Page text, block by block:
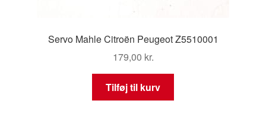
Servo Mahle Citroën Peugeot Z5510001
179,00 kr.
Tilføj til kurv